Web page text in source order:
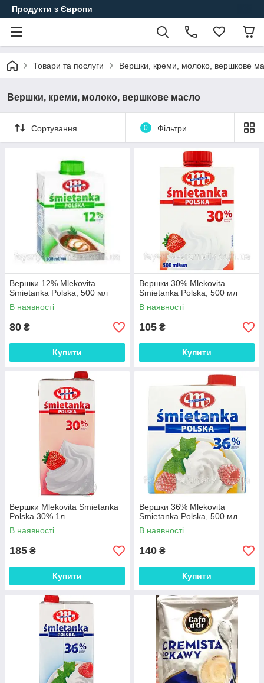
Продукти з Європи
Товари та послуги Вершки, креми, молоко, вершкове
Вершки, креми, молоко, вершкове масло
Сортування 0 Фільтри
Вершки 12% Mlekovita
Smietanka Polska, 500 мл
В наявності
80 ₴
Купити
Вершки 30% Mlekovita
Smietanka Polska, 500 мл
В наявності
105 ₴
Купити
Вершки Mlekovita Smietanka
Polska 30% 1л
В наявності
185 ₴
Купити
Вершки 36% Mlekovita
Smietanka Polska, 500 мл
В наявності
140 ₴
Купити